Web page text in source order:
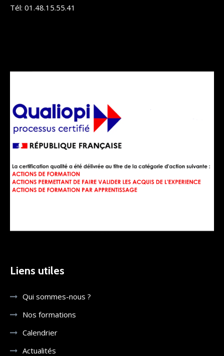
Tél: 01.48.15.55.41
Liens utiles
Qui sommes-nous ?
Nos formations
Calendrier
Actualités